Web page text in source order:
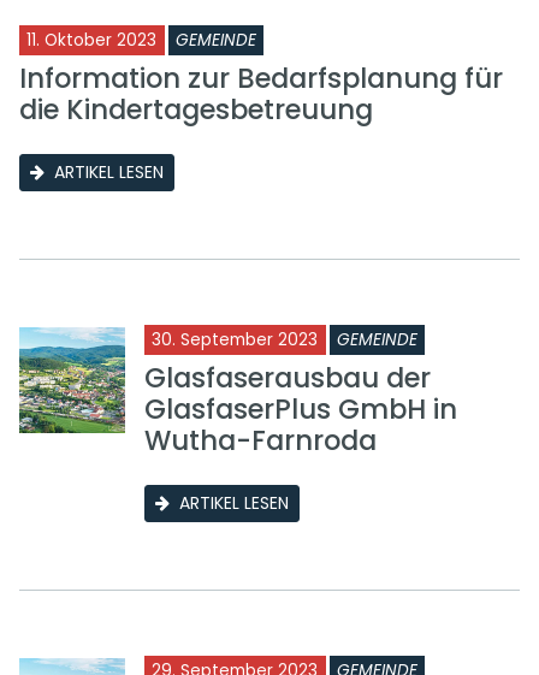
11. Oktober 2023 GEMEINDE
Information zur Bedarfsplanung für
die Kindertagesbetreuung
ARTIKEL LESEN
30. September 2023 GEMEINDE
Glasfaserausbau der
GlasfaserPlus GmbH in
Wutha-Farnroda
ARTIKEL LESEN